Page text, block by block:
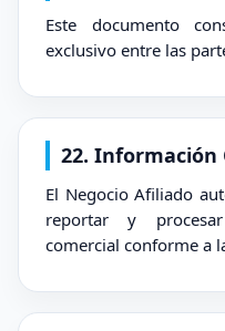
Este documento
exclusivo entre las
22. Información
El Negocio Afiliado
reportar y
comercial conforme a